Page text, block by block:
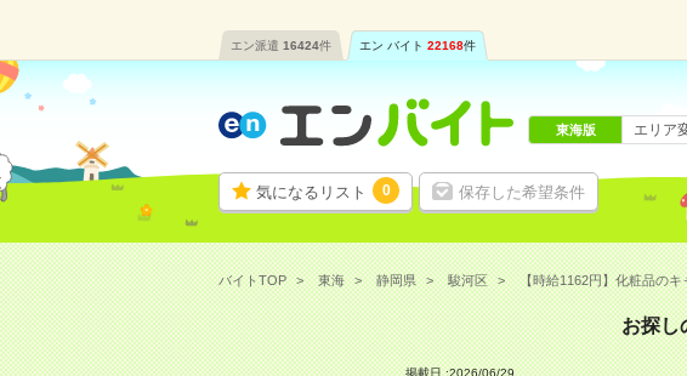
エン派遣 16424件 エン バイト 22168件
気になるリスト 0 保存した希望条件
東海版 エリア
バイトTOP 東海 静岡県 駿河区 【時給1162円】化粧品のキ
お探し
掲載日 :2026/06/29